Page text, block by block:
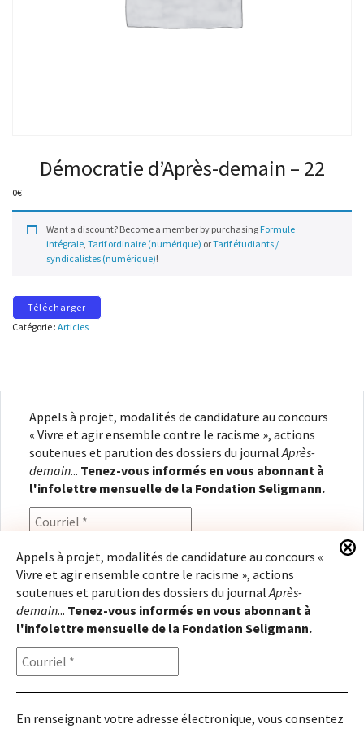
Démocratie d’Après-demain – 22
0€
Want a discount? Become a member by purchasing Formule
intégrale, Tarif ordinaire (numérique) orTarif étudiants /
syndicalistes (numérique)!
Télécharger
Catégorie : Articles
Appels à projet, modalités de candidature au concours
« Vivre et agir ensemble contre le racisme », actions
soutenues et parution des dossiers du journal Après-
demain... Tenez-vous informés en vous abonnant à
l'infolettre mensuelle de la Fondation Seligmann.
En renseignant votre adresse électronique, vous
consentez à recevoir l'infolettre de la Fondation
Seligmann, conformément à notrepolitique de
confidentialité. Il vous sera possible de vous
désabonner à tout moment.
Appels à projet, modalités de candidature au concours «
Vivre et agir ensemble contre le racisme », actions
soutenues et parution des dossiers du journalAprès-
demain... Tenez-vous informés en vous abonnant à
l'infolettre mensuelle de la Fondation Seligmann.
En renseignant votre adresse électronique, vous consentez